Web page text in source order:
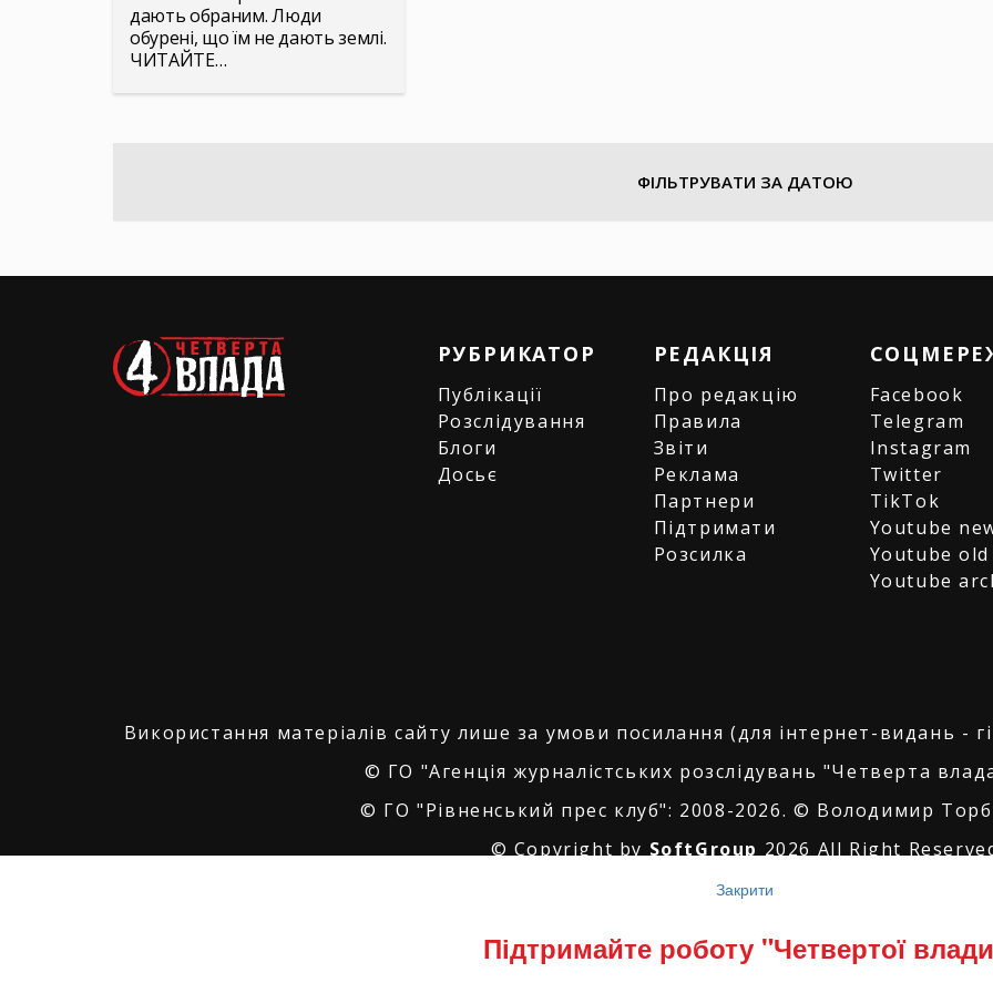
дають обраним. Люди
обурені, що їм не дають землі.
ЧИТАЙТЕ…
ФІЛЬТРУВАТИ ЗА ДАТОЮ
РУБРИКАТОР
Публікації
Розслідування
Блоги
Досьє
РЕДАКЦІЯ
Про редакцію
Правила
Звіти
Реклама
Партнери
Підтримати
Розсилка
Facebook
Telegram
Instagram
Twitter
TikTok
Youtube
Youtube old
Youtube
Використання матеріалів сайту лише за умови посилання (для інтернет-видань -
© ГО "Агенція журналістських розслідувань "Четверта
© ГО "Рівненський прес клуб": 2008-2026. © Володимир
© Copyright by SoftGroup 2026 All Right
Закрити
Підтримайте роботу "Четвертої